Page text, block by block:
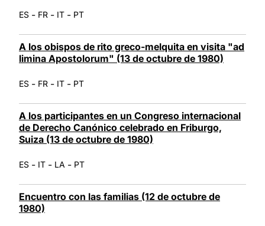
ES - FR - IT - PT
A los obispos de rito greco-melquita en visita "ad
limina Apostolorum" (13 de octubre de 1980)
ES - FR - IT - PT
A los participantes en un Congreso internacional
de Derecho Canónico celebrado en Friburgo,
Suiza (13 de octubre de 1980)
ES - IT - LA - PT
Encuentro con las familias (12 de octubre de
1980)